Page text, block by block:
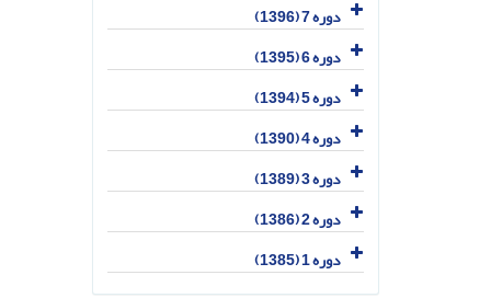
دوره 7 (1396)
دوره 6 (1395)
دوره 5 (1394)
دوره 4 (1390)
دوره 3 (1389)
دوره 2 (1386)
دوره 1 (1385)